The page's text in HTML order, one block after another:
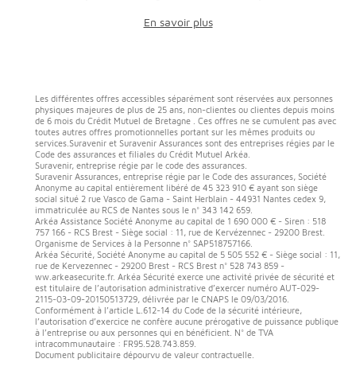
En savoir plus
Les différentes offres accessibles séparément sont réservées aux personnes
physiques majeures de plus de 25 ans, non-clientes ou clientes depuis moins
de 6 mois du Crédit Mutuel de Bretagne . Ces offres ne se cumulent pas avec
toutes autres offres promotionnelles portant sur les mêmes produits ou
services.Suravenir et Suravenir Assurances sont des entreprises régies par le
Code des assurances et filiales du Crédit Mutuel Arkéa.
Suravenir, entreprise régie par le code des assurances.
Suravenir Assurances, entreprise régie par le Code des assurances, Société
Anonyme au capital entièrement libéré de 45 323 910 € ayant son siège
social situé 2 rue Vasco de Gama - Saint Herblain - 44931 Nantes cedex 9,
immatriculée au RCS de Nantes sous le n° 343 142 659.
Arkéa Assistance Société Anonyme au capital de 1 690 000 € - Siren : 518
757 166 - RCS Brest - Siège social : 11, rue de Kervézennec - 29200 Brest.
Organisme de Services à la Personne n° SAP518757166.
Arkéa Sécurité, Société Anonyme au capital de 5 505 552 € - Siège social : 11,
rue de Kervezennec - 29200 Brest - RCS Brest n° 528 743 859 -
ww.arkeasecurite.fr. Arkéa Sécurité exerce une activité privée de sécurité et
est titulaire de l’autorisation administrative d’exercer numéro AUT-029-
2115-03-09-20150513729, délivrée par le CNAPS le 09/03/2016.
Conformément à l’article L.612-14 du Code de la sécurité intérieure,
l’autorisation d’exercice ne confère aucune prérogative de puissance publique
à l’entreprise ou aux personnes qui en bénéficient. N° de TVA
intracommunautaire : FR95.528.743.859.
Document publicitaire dépourvu de valeur contractuelle.